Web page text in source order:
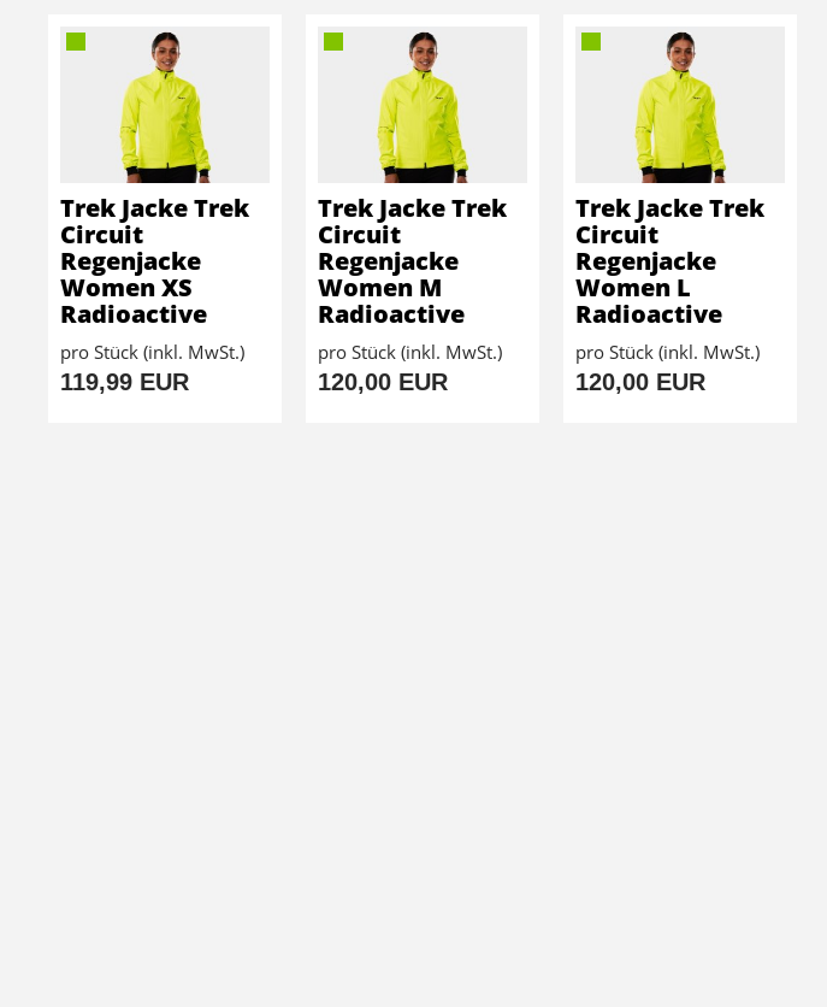
Trek Jacke Trek
Circuit
Regenjacke
Women XS
Radioactive
pro Stück (inkl. MwSt.)
119,99 EUR
Trek Jacke Trek
Circuit
Regenjacke
Women M
Radioactive
pro Stück (inkl. MwSt.)
120,00 EUR
Trek Jacke Trek
Circuit
Regenjacke
Women L
Radioactive
pro Stück (inkl. MwSt.)
120,00 EUR